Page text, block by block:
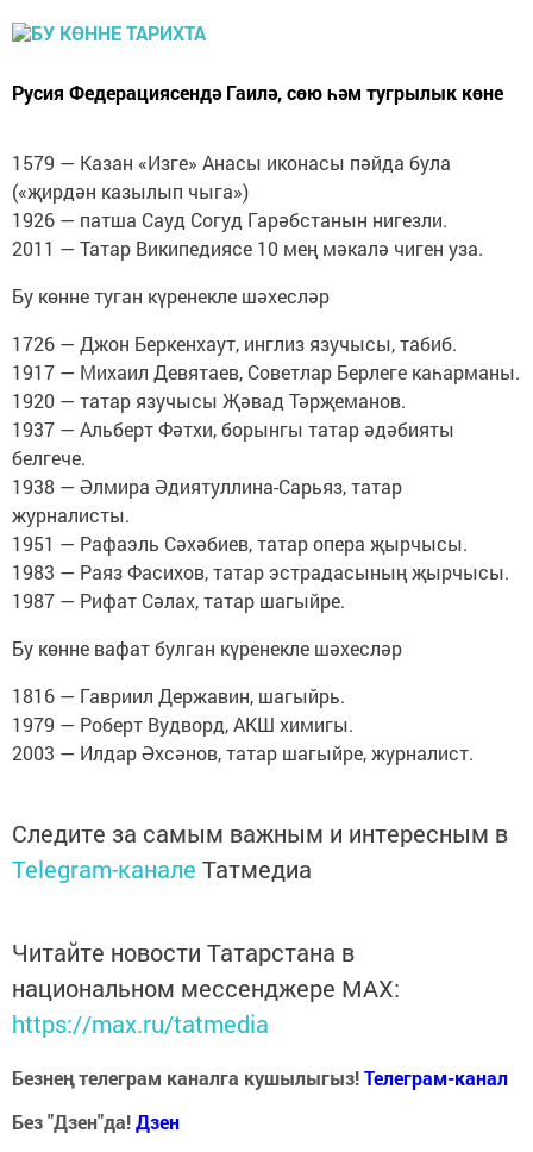
Русия Федерациясендә Гаилә, сөю һәм тугрылык көне
1579 — Казан «Изге» Анасы иконасы пәйда була
(«җирдән казылып чыга»)
1926 — патша Сауд Согуд Гарәбстанын нигезли.
2011 — Татар Википедиясе 10 мең мәкалә чиген уза.
Бу көнне туган күренекле шәхесләр
1726 — Джон Беркенхаут, инглиз язучысы, табиб.
1917 — Михаил Девятаев, Советлар Берлеге каһарманы.
1920 — татар язучысы Җәвад Тәрҗеманов.
1937 — Альберт Фәтхи, борынгы татар әдәбияты
белгече.
1938 — Әлмира Әдиятуллина-Сарьяз, татар
журналисты.
1951 — Рафаэль Сәхәбиев, татар опера җырчысы.
1983 — Раяз Фасихов, татар эстрадасының җырчысы.
1987 — Рифат Сәлах, татар шагыйре.
Бу көнне вафат булган күренекле шәхесләр
1816 — Гавриил Державин, шагыйрь.
1979 — Роберт Вудворд, АКШ химигы.
2003 — Илдар Әхсәнов, татар шагыйре, журналист.
Следите за самым важным и интересным в
Telegram-канале Татмедиа
Читайте новости Татарстана в
национальном мессенджере MАХ:
https://max.ru/tatmedia
Безнең телеграм каналга кушылыгыз!Телеграм-канал
Без "Дзен"да!Дзен